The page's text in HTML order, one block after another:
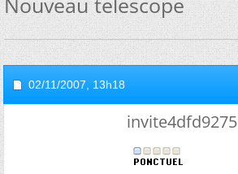
02/11/2007, 13h18
invite4dfd9275